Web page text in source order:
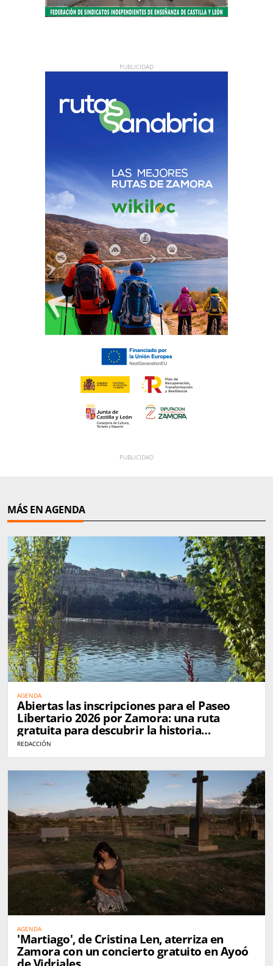
MÁS EN AGENDA
AGENDA
Abiertas las inscripciones para el Paseo
Libertario 2026 por Zamora: una ruta
gratuita para descubrir la historia
anarquista de la ciudad
REDACCIÓN
AGENDA
'Martiago', de Cristina Len, aterriza en
Zamora con un concierto gratuito en Ayoó